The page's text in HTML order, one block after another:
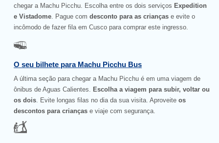
chegar a Machu Picchu. Escolha entre os dois serviços Expedition
e Vistadome . Pague comdesconto para as crianças e evite o
incômodo de fazer fila em Cusco para comprar este ingresso.
O seu bilhete para Machu Picchu Bus
A última seção para chegar a Machu Picchu é em uma viagem de
ônibus de Aguas Calientes. Escolha a viagem para subir, voltar ou
os dois . Evite longas filas no dia da sua visita. Aproveiteos
descontos para crianças e viaje com segurança.